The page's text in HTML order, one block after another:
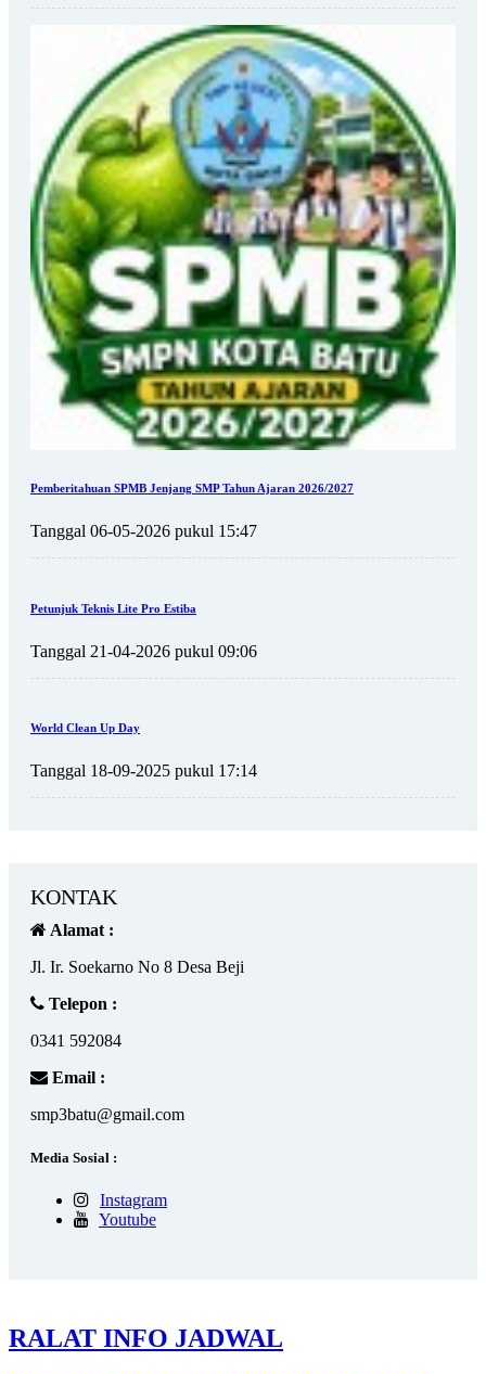
Pemberitahuan SPMB Jenjang SMP Tahun Ajaran 2026/2027
Tanggal 06-05-2026 pukul 15:47
Petunjuk Teknis Lite Pro Estiba
Tanggal 21-04-2026 pukul 09:06
World Clean Up Day
Tanggal 18-09-2025 pukul 17:14
KONTAK
Alamat :
Jl. Ir. Soekarno No 8 Desa Beji
Telepon :
0341 592084
Email :
smp3batu@gmail.com
Media Sosial :
Instagram
Youtube
RALAT INFO JADWAL